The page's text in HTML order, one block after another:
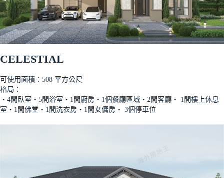
CELESTIAL
可使用面積：508 平方公尺
格局：
‧4間臥室‧5間浴室‧1間廚房‧1個餐廳區域‧2間客廳‧ 1間樓上休息
室‧1間佛堂‧1間洗衣房‧1間女傭房‧ 3個停車位